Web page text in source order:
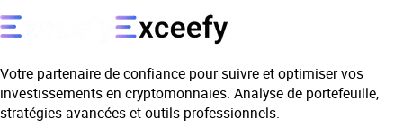
Votre partenaire de confiance pour suivre et optimiser vos
investissements en cryptomonnaies. Analyse de portefeuille,
stratégies avancées et outils professionnels.